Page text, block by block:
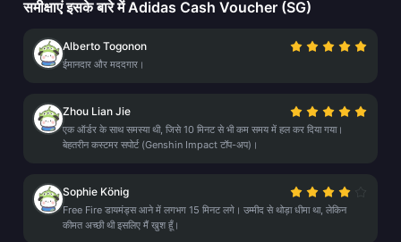
समीक्षाएं इसके बारे में Adidas Cash Voucher (SG)
Alberto Togonon
ईमानदार और मददगार।
Zhou Lian Jie
एक ऑर्डर के साथ समस्या थी, जिसे 10 मिनट से भी कम समय में हल कर दिया गया।
बेहतरीन कस्टमर सपोर्ट (Genshin Impact टॉप-अप)।
Sophie König
Free Fire डायमंड्स आने में लगभग 15 मिनट लगे। उम्मीद से थोड़ा धीमा था, लेकिन
कीमत अच्छी थी इसलिए मैं खुश हूँ।